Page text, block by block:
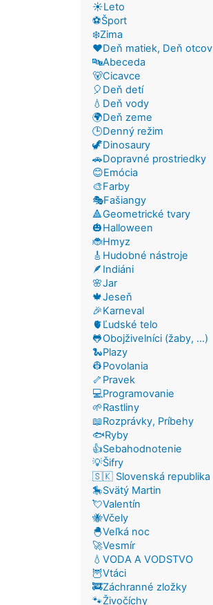
☀️Leto
⚽Šport
❄️Zima
❤️Deň matiek, Deň otcov
🔤Abeceda
🐻Cicavce
🎈Deň detí
💧Deň vody
🌍Deň zeme
🕒Denný režim
🦖Dinosaury
🚗Dopravné prostriedky
😊Emócia
🎨Farby
🎭Fašiangy
🔺Geometrické tvary
🎃Halloween
🐞Hmyz
🎸Hudobné nástroje
🪶Indiáni
🌸Jar
🍁Jeseň
🎉Karneval
🫀Ľudské telo
🐸Obojživelníci (žaby, ...)
🐍Plazy
👷Povolania
🦴Pravek
💻Programovanie
🌱Rastliny
📖Rozprávky, Príbehy
🐟Ryby
👍Sebahodnotenie
💡Šifry
🇸🇰 Slovenská republika
🎠Svätý Martin
💘Valentín
🐝Včely
🐣Veľká noc
🚀Vesmír
💧VODA A VODSTVO
🦉Vtáci
🚒Záchranné zložky
🐾Živočíchy